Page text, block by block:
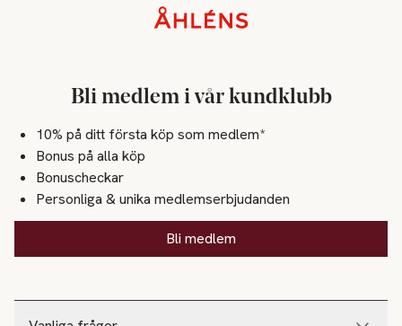
Bli medlem i vår kundklubb
10% på ditt första köp som medlem*
Bonus på alla köp
Bonuscheckar
Personliga & unika medlemserbjudanden
Bli medlem